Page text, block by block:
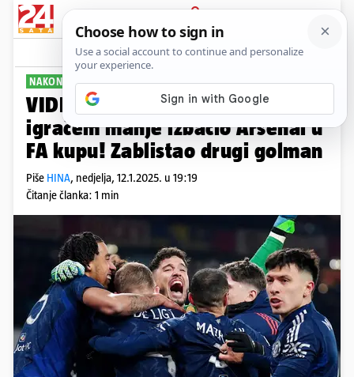
PRIJAVA
Sport Komentari
NAKON RASPUCAVANJA
VIDEO Manchester United s
igračem manje izbacio Arsenal u
FA kupu! Zablistao drugi golman
Piše HINA, nedjelja, 12.1.2025. u 19:19
Čitanje članka: 1 min